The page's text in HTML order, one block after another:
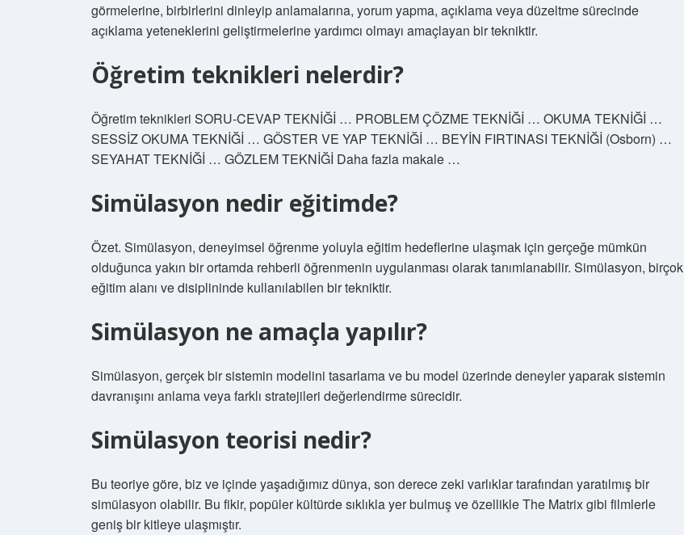
görmelerine, birbirlerini dinleyip anlamalarına, yorum yapma, açıklama veya düzeltme sürecinde
açıklama yeteneklerini geliştirmelerine yardımcı olmayı amaçlayan bir tekniktir.
Öğretim teknikleri nelerdir?
Öğretim teknikleri SORU-CEVAP TEKNİĞİ … PROBLEM ÇÖZME TEKNİĞİ … OKUMA TEKNİĞİ …
SESSİZ OKUMA TEKNİĞİ … GÖSTER VE YAP TEKNİĞİ … BEYİN FIRTINASI TEKNİĞİ (Osborn) …
SEYAHAT TEKNİĞİ … GÖZLEM TEKNİĞİ Daha fazla makale …
Simülasyon nedir eğitimde?
Özet. Simülasyon, deneyimsel öğrenme yoluyla eğitim hedeflerine ulaşmak için gerçeğe mümkün
olduğunca yakın bir ortamda rehberli öğrenmenin uygulanması olarak tanımlanabilir. Simülasyon, birçok
eğitim alanı ve disiplininde kullanılabilen bir tekniktir.
Simülasyon ne amaçla yapılır?
Simülasyon, gerçek bir sistemin modelini tasarlama ve bu model üzerinde deneyler yaparak sistemin
davranışını anlama veya farklı stratejileri değerlendirme sürecidir.
Simülasyon teorisi nedir?
Bu teoriye göre, biz ve içinde yaşadığımız dünya, son derece zeki varlıklar tarafından yaratılmış bir
simülasyon olabilir. Bu fikir, popüler kültürde sıklıkla yer bulmuş ve özellikle The Matrix gibi filmlerle
geniş bir kitleye ulaşmıştır.